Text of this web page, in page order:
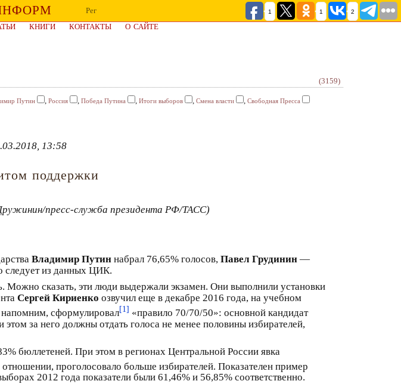
Рег 1 1 2
КНИГИ КОНТАКТЫ
О САЙТЕ
(3159)
Путин , Россия , Победа Путина , Итоги выборов , Смена власти , Свободная Пресса
13:58
поддержки
пресс-служба президента РФ/ТАСС)
Владимир Путин набрал 76,65% голосов, Павел Грудинин —
из данных ЦИК.
сказать, эти люди выдержали экзамен. Они выполнили установки
Сергей Кириенко озвучил еще в декабре 2016 года, на учебном
напомним, сформулировал[1] «правило 70/70/50»: основной кандидат
за него должны отдать голоса не менее половины избирателей,
бюллетеней. При этом в регионах Центральной России явка
проголосовало больше избирателей. Показателен пример
2012 года показатели были 61,46% и 56,85% соответственно.